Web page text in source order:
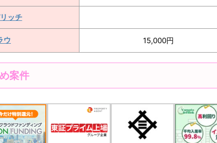
ッチ
ウ 15,000円
案件